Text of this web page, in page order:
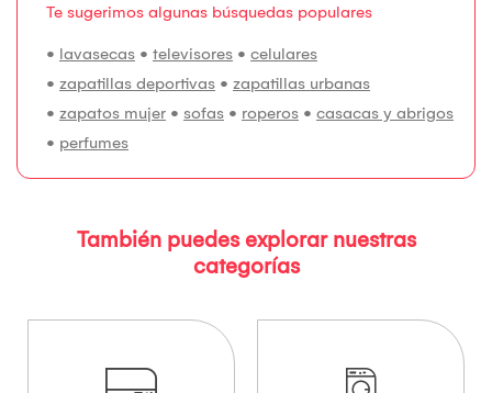
Te sugerimos algunas búsquedas populares
• lavasecas • televisores • celulares
• zapatillas deportivas • zapatillas urbanas
• zapatos mujer • sofas • roperos • casacas y abrigos
• perfumes
También puedes explorar nuestras
categorías